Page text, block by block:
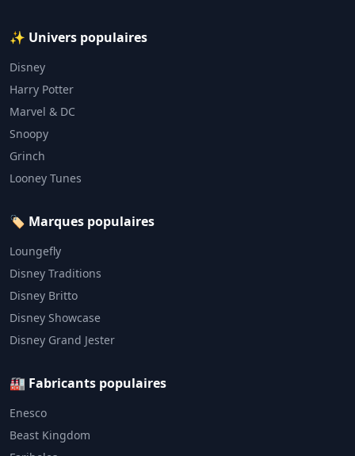
✨ Univers populaires
Disney
Harry Potter
Marvel & DC
Snoopy
Grinch
Looney Tunes
🏷️ Marques populaires
Loungefly
Disney Traditions
Disney Britto
Disney Showcase
Disney Grand Jester
🏭 Fabricants populaires
Enesco
Beast Kingdom